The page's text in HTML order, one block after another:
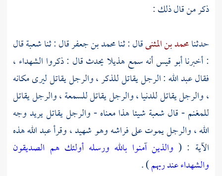
ذكر من قال ذلك :
حدثنامحمد بن المثنىقال : ثنامحمد بن جعفرقال : ثناشعبةقال
: أخبرناأبو قيسأنه سمعهذيلا يحدث قال : ذكروا الشهداء ،
فقالعبد الله: الرجل يقاتل للذكر ، والرجل يقاتل ليرى مكانه
، والرجل يقاتل للدنيا ، والرجل يقاتل للسمعة ، والرجل يقاتل
للمغنم - قال شعبة شيئا هذا معناه - والرجل يقاتل يريد وجه
الله ، والرجل يموت على فراشه وهو شهيد ، وقرأ عبد الله هذه
الآية : ( والذين آمنوا بالله ورسله أولئك هم الصديقون
والشهداء عند ربهم) .